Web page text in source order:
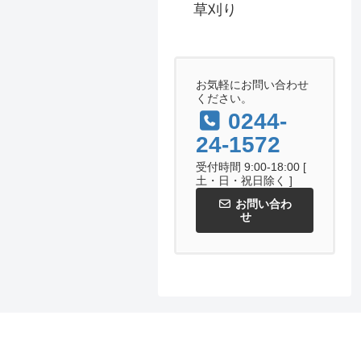
草刈り
お気軽にお問い合わせ
ください。
0244-
24-1572
受付時間 9:00-18:00 [
土・日・祝日除く ]
お問い合わ
せ